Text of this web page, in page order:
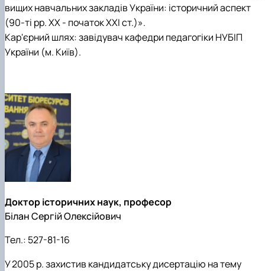
вищих навчальних закладів України: історичний аспект
(90-ті рр. XX - початок XXI ст.)».
Кар'єрний шлях: завідувач кафедри педагогіки НУБІП
України (м. Київ).
Доктор історичних наук, професор
Білан Сергій Олексійович
Тел.: 527-81-16
У 2005 р. захистив кандидатську дисертацію на тему